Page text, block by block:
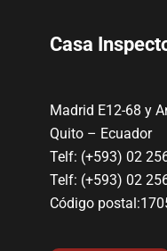
Casa
Madrid E12-68 y
Quito – Ecuador
Telf: (+593) 02
Telf: (+593) 02
Código